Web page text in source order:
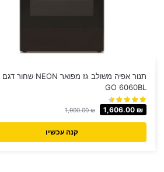
GO 6060BL
1,900.00₪ 1,606.00 ₪
קנה עכשיו